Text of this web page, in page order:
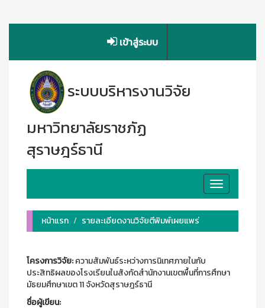
เข้าสู่ระบบ
ระบบบริหารงานวิจัย
มหาวิทยาลัยราชภัฏ
สุราษฎร์ธานี
Toggle
navigation
หน้าแรก
รายละเอียดงานวิจัยตีพิมพ์เผยแพร่
โครงการวิจัย:ความสัมพันธ์ระหว่างการนิเทศภายในกับ
ประสิทธิผลของโรงเรียนในสังกัดสำนักงานเขตพื้นที่การศึกษา
มัธยมศึกษาเขต 11 จังหวัดสุราษฎร์ธานี
ชื่อผู้เขียน: